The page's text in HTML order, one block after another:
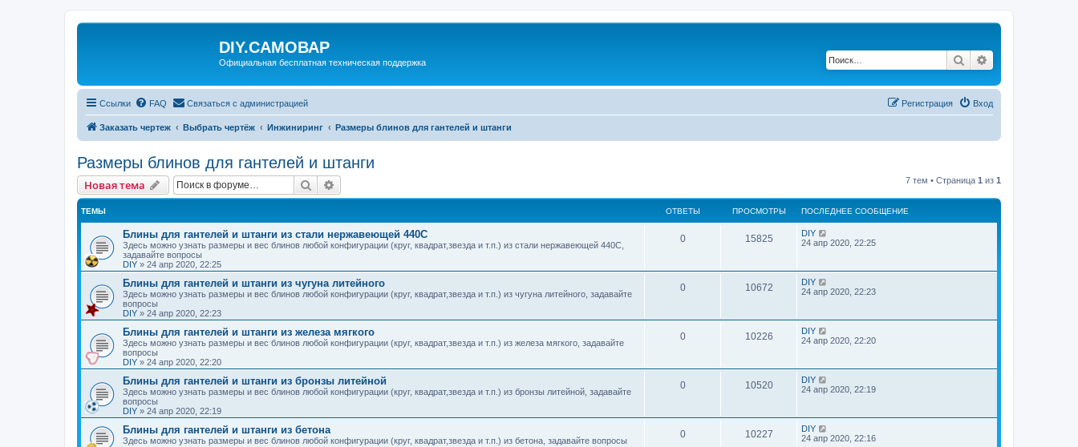
DIY.САМОВАР
Официальная бесплатная техническая поддержка Поиск
Ссылки FAQ Связаться с администрацией Вход
Регистрация
Заказать чертеж Выбрать чертёж Инжиниринг Размеры блинов для гантелей и штанги
Размеры блинов для гантелей и штанги
Новая тема Поиск 7 тем • Страница 1 из 1
ТЕМЫ ОТВЕТЫ ПРОСМОТРЫ ПОСЛЕДНЕЕ СООБЩЕНИЕ
Блины для гантелей и штанги из стали нержавеющей 440С
Здесь можно узнать размеры и вес блинов любой конфигурации (круг, квадрат,звезда и т.п.) из стали нержавеющей 440С,
задавайте вопросы
DIY » 24 апр 2020, 22:25
0 15825
DIY
24 апр 2020, 22:25
Блины для гантелей и штанги из чугуна литейного
Здесь можно узнать размеры и вес блинов любой конфигурации (круг, квадрат,звезда и т.п.) из чугуна литейного, задавайте
вопросы
DIY » 24 апр 2020, 22:23
0 10672
DIY
24 апр 2020, 22:23
Блины для гантелей и штанги из железа мягкого
Здесь можно узнать размеры и вес блинов любой конфигурации (круг, квадрат,звезда и т.п.) из железа мягкого, задавайте
вопросы
DIY » 24 апр 2020, 22:20
0 10226
DIY
24 апр 2020, 22:20
Блины для гантелей и штанги из бронзы литейной
Здесь можно узнать размеры и вес блинов любой конфигурации (круг, квадрат,звезда и т.п.) из бронзы литейной, задавайте
вопросы
DIY » 24 апр 2020, 22:19
0 10520
DIY
24 апр 2020, 22:19
Блины для гантелей и штанги из бетона
Здесь можно узнать размеры и вес блинов любой конфигурации (круг, квадрат,звезда и т.п.) из бетона, задавайте вопросы
0 10227
DIY
24 апр 2020, 22:16